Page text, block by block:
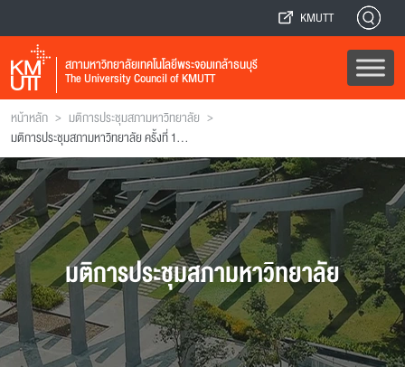
KMUTT
สภามหาวิทยาลัยเทคโนโลยีพระจอมเกล้าธนบุรี
The University Council of KMUTT
หน้าหลัก > มติการประชุมสภามหาวิทยาลัย >
มติการประชุมสภามหาวิทยาลัย ครั้งที่ 10(7/2542)
มติการประชุมสภามหาวิทยาลัย